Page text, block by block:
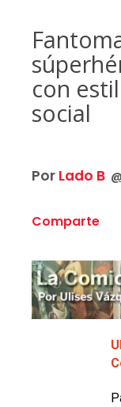
con
social
Por Lado B
Comparte